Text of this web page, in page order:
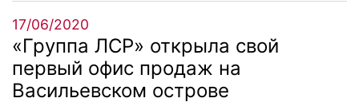
17/06/2020
«Группа ЛСР» открыла свой
первый офис продаж на
Васильевском острове